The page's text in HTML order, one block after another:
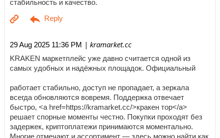
стабильность и качество.
29 Aug 2025 11:36 PM | kramarket.cc
KRAKEN маркетплейс уже давно считается одной из
самых удобных и надёжных площадок. Официальный
работает стабильно, доступ не пропадает, а зеркала
всегда обновляются вовремя. Поддержка отвечает
быстро, <a href=https://kramarket.cc/>кракен тор</a>
решает спорные моменты честно. Покупки проходят без
задержек, криптоплатежи принимаются моментально.
Многие отмечают и ассортимент — здесь можно найти как